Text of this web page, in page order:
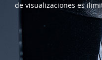
PRODUMER
VIDEOS
TRANSFORMACIÓN
DIGITAL
de visualizaciones es